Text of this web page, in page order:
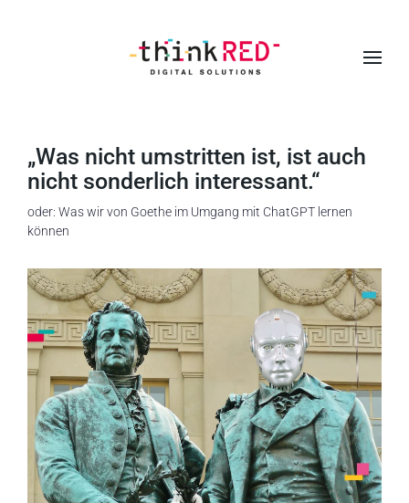
t
o
a
n
c
o
n
e
n
t
„Was nicht umstritten ist, ist auch
nicht sonderlich interessant.“
oder: Was wir von Goethe im Umgang mit ChatGPT lernen
können